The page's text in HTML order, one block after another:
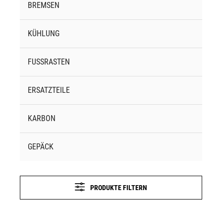
BREMSEN
KÜHLUNG
FUSSRASTEN
ERSATZTEILE
KARBON
GEPÄCK
PRODUKTE FILTERN